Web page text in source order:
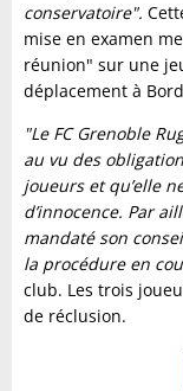
conservatoire".
mise en examen
réunion" sur une
déplacement à
"Le FC Grenoble
au vu des
joueurs et qu’elle
d’innocence. Par
mandaté son
la procédure en
club. Les trois
de réclusion.